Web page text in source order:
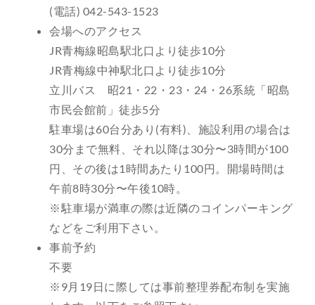
(電話) 042-543-1523
会場へのアクセス
JR青梅線昭島駅北口より徒歩10分
JR青梅線中神駅北口より徒歩10分
立川バス 昭21・22・23・24・26系統「昭島
市民会館前」徒歩5分
駐車場は60台分あり(有料)、施設利用の場合は
30分まで無料、それ以降は30分〜3時間が100
円、その後は1時間あたり100円。開場時間は
午前8時30分〜午後10時。
※駐車場が満車の際は近隣のコインパーキング
などをご利用下さい。
事前予約
不要
※9月19日に際しては事前整理券配布制を実施